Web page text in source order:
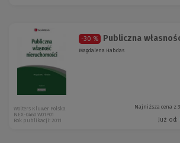
-30 % Publiczna
Magdalena Habdas
Najniższa cena z
Już od:
Wolters Kluwer Polska
NEX-0460 W01P01
Rok publikacji: 2011